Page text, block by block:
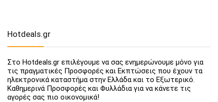
Hotdeals.gr
Στο Hotdeals.gr επιλέγουμε να σας ενημερώνουμε μόνο για
τις πραγματικές Προσφορές και Εκπτώσεις που έχουν τα
ηλεκτρονικά καταστήμα στην Ελλάδα και το Εξωτερικό.
Καθημερινά Προσφορές και Φυλλάδια για να κάνετε τις
αγορές σας πιο οικονομικά!